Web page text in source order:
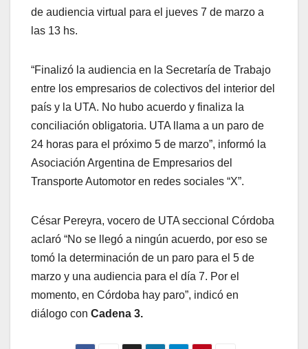
de audiencia virtual para el jueves 7 de marzo a
las 13 hs.
“Finalizó la audiencia en la Secretaría de Trabajo
entre los empresarios de colectivos del interior del
país y la UTA. No hubo acuerdo y finaliza la
conciliación obligatoria. UTA llama a un paro de
24 horas para el próximo 5 de marzo”, informó la
Asociación Argentina de Empresarios del
Transporte Automotor en redes sociales “X”.
César Pereyra, vocero de UTA seccional Córdoba
aclaró “No se llegó a ningún acuerdo, por eso se
tomó la determinación de un paro para el 5 de
marzo y una audiencia para el día 7. Por el
momento, en Córdoba hay paro”, indicó en
diálogo con Cadena 3.